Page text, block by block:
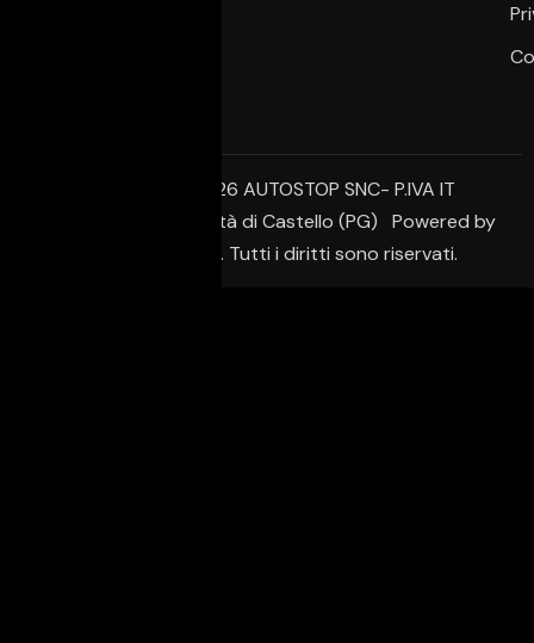
© Copyright 2026 AUTOSTOP SNC- P.IVA IT
02650950542 – Città di Castello (PG) Powered by
Creative Agency. Tutti i diritti sono riservati.